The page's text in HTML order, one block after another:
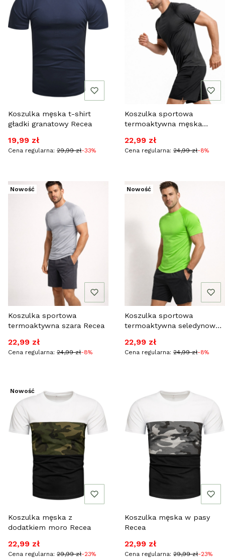
Koszulka męska t-shirt
gładki granatowy Recea
Cena promocyjna
19,99 zł
Cena regularna: 29,99 zł-33%
Koszulka sportowa
termoaktywna męska
Cena promocyjna
22,99 zł
Cena regularna: 24,99 zł-8%
Nowość
Koszulka sportowa
termoaktywna szara Recea
Cena promocyjna
22,99 zł
Cena regularna: 24,99 zł-8%
Nowość
Koszulka sportowa
termoaktywna seledynowa
Cena promocyjna
22,99 zł
Cena regularna: 24,99 zł-8%
Nowość
Koszulka męska z
dodatkiem moro Recea
Cena promocyjna
22,99 zł
Cena regularna: 29,99 zł-23%
Koszulka męska w pasy
Recea
Cena promocyjna
22,99 zł
Cena regularna: 29,99 zł-23%